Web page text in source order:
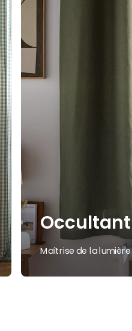
Occultant
Maîtrise de la lumière